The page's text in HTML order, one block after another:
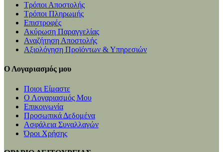
Τρόποι Αποστολής
Τρόποι Πληρωμής
Επιστροφές
Ακύρωση Παραγγελίας
Αναζήτηση Αποστολής
Αξιολόγηση Προϊόντων & Υπηρεσιών
Ο Λογαριασμός μου
Ποιοι Είμαστε
Ο Λογαριασμός Μου
Επικοινωνία
Προσωπικά Δεδομένα
Ασφάλεια Συναλλαγών
Όροι Χρήσης